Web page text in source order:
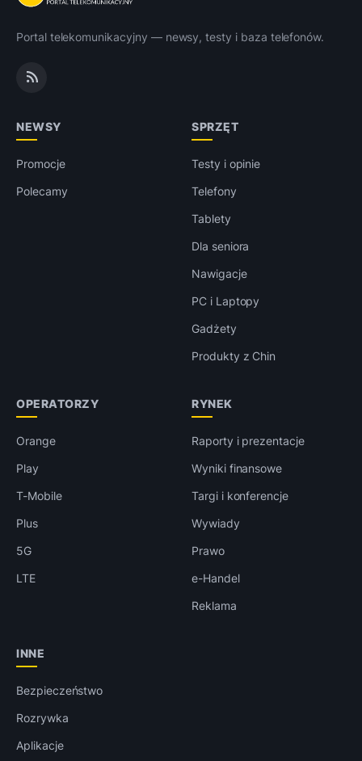
Portal telekomunikacyjny — newsy, testy i baza telefonów.
NEWSY
Promocje
Polecamy
SPRZĘT
Testy i opinie
Telefony
Tablety
Dla seniora
Nawigacje
PC i Laptopy
Gadżety
Produkty z Chin
OPERATORZY
Orange
Play
T-Mobile
Plus
5G
LTE
RYNEK
Raporty i prezentacje
Wyniki finansowe
Targi i konferencje
Wywiady
Prawo
e-Handel
Reklama
INNE
Bezpieczeństwo
Rozrywka
Aplikacje